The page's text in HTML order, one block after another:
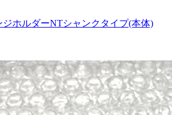
ジホルダーNTシャンクタイプ(本体)